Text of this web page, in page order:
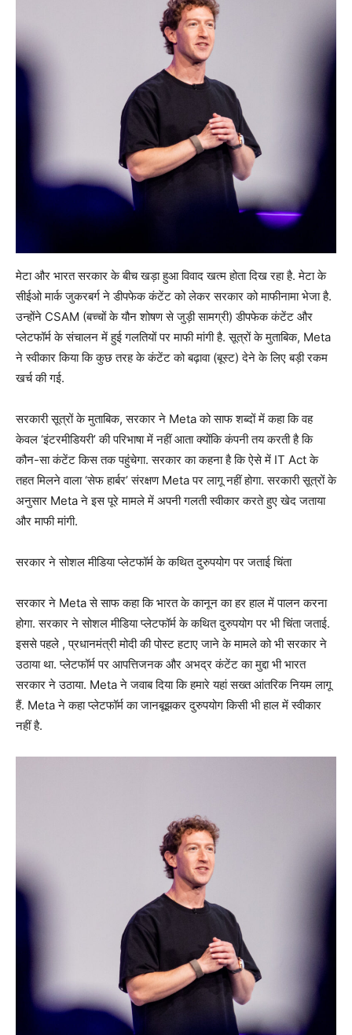
मेटा और भारत सरकार के बीच खड़ा हुआ विवाद खत्म होता दिख रहा है. मेटा के
सीईओ मार्क जुकरबर्ग ने डीपफेक कंटेंट को लेकर सरकार को माफीनामा भेजा है.
उन्होंने CSAM (बच्चों के यौन शोषण से जुड़ी सामग्री) डीपफेक कंटेंट और
प्लेटफॉर्म के संचालन में हुई गलतियों पर माफी मांगी है. सूत्रों के मुताबिक, Meta
ने स्वीकार किया कि कुछ तरह के कंटेंट को बढ़ावा (बूस्ट) देने के लिए बड़ी रकम
खर्च की गई.
सरकारी सूत्रों के मुताबिक, सरकार ने Meta को साफ शब्दों में कहा कि वह
केवल ‘इंटरमीडियरी’ की परिभाषा में नहीं आता क्योंकि कंपनी तय करती है कि
कौन-सा कंटेंट किस तक पहुंचेगा. सरकार का कहना है कि ऐसे में IT Act के
तहत मिलने वाला ‘सेफ हार्बर’ संरक्षण Meta पर लागू नहीं होगा. सरकारी सूत्रों के
अनुसार Meta ने इस पूरे मामले में अपनी गलती स्वीकार करते हुए खेद जताया
और माफी मांगी.
सरकार ने सोशल मीडिया प्लेटफॉर्म के कथित दुरुपयोग पर जताई चिंता
सरकार ने Meta से साफ कहा कि भारत के कानून का हर हाल में पालन करना
होगा. सरकार ने सोशल मीडिया प्लेटफॉर्म के कथित दुरुपयोग पर भी चिंता जताई.
इससे पहले , प्रधानमंत्री मोदी की पोस्ट हटाए जाने के मामले को भी सरकार ने
उठाया था. प्लेटफॉर्म पर आपत्तिजनक और अभद्र कंटेंट का मुद्दा भी भारत
सरकार ने उठाया. Meta ने जवाब दिया कि हमारे यहां सख्त आंतरिक नियम लागू
हैं. Meta ने कहा प्लेटफॉर्म का जानबूझकर दुरुपयोग किसी भी हाल में स्वीकार
नहीं है.